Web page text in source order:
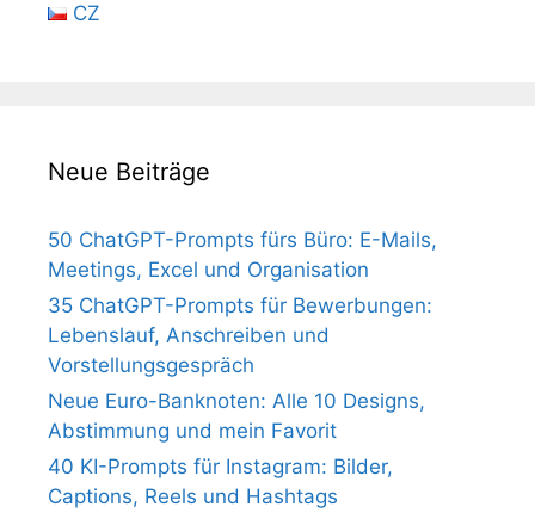
CZ
Neue Beiträge
50 ChatGPT-Prompts fürs Büro: E-Mails,
Meetings, Excel und Organisation
35 ChatGPT-Prompts für Bewerbungen:
Lebenslauf, Anschreiben und
Vorstellungsgespräch
Neue Euro-Banknoten: Alle 10 Designs,
Abstimmung und mein Favorit
40 KI-Prompts für Instagram: Bilder,
Captions, Reels und Hashtags